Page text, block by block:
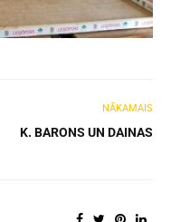
NĀKAMAIS
K. BARONS UN DAINAS